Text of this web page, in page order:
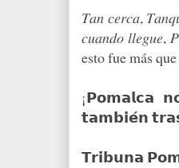
𝑇𝑎𝑛 𝑐𝑒𝑟𝑐𝑎,
𝑐𝑢𝑎𝑛𝑑𝑜 𝑙𝑙𝑒𝑔𝑢𝑒,
esto fue más
¡𝗣𝗼𝗺𝗮𝗹𝗰𝗮
𝘁𝗮𝗺𝗯𝗶𝗲́𝗻
𝗧𝗿𝗶𝗯𝘂𝗻𝗮